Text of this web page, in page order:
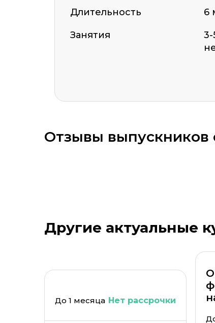
Длительность
Занятия
6
3-
Отзывы выпускников
Другие актуальные
До 1 месяца Нет рассрочки
Оставить
ОСТАВИТЬ ОТЗЫВ